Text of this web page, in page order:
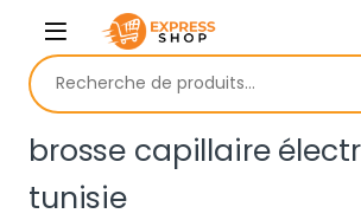
Skip to navigation
Skip to content
Recherche pour :
brosse capillaire
tunisie